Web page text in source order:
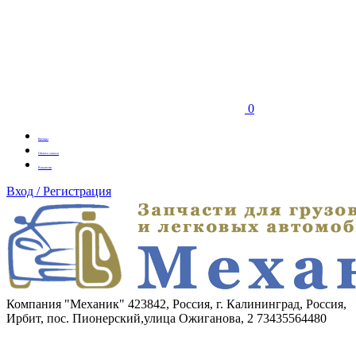
0
Бренды
Оплата заказа
Вакансии
Вход / Регистрация
Компания "Механик" 423842, Россия, г. Калининград, Россия,
Ирбит, пос. Пионерский,улица Ожиганова, 2 73435564480